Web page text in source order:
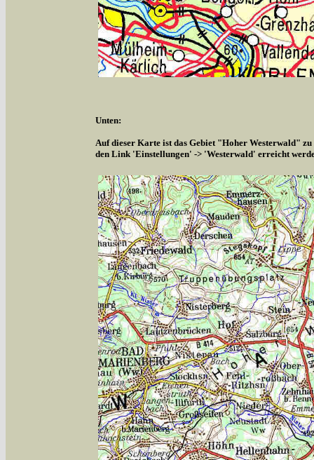
Unten:
Auf dieser Karte ist das Gebiet "Hoher Westerwald"
den Link 'Einstellungen' -> 'Westerwald' erreicht